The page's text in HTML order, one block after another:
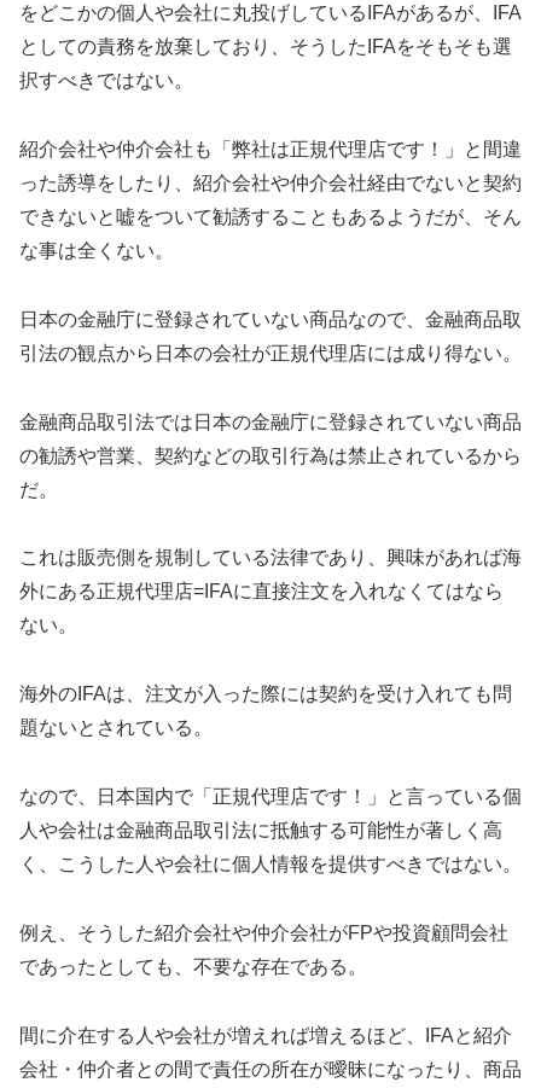
をどこかの個人や会社に丸投げしているIFAがあるが、IFA
としての責務を放棄しており、そうしたIFAをそもそも選
択すべきではない。
紹介会社や仲介会社も「弊社は正規代理店です！」と間違
った誘導をしたり、紹介会社や仲介会社経由でないと契約
できないと嘘をついて勧誘することもあるようだが、そん
な事は全くない。
日本の金融庁に登録されていない商品なので、金融商品取
引法の観点から日本の会社が正規代理店には成り得ない。
金融商品取引法では日本の金融庁に登録されていない商品
の勧誘や営業、契約などの取引行為は禁止されているから
だ。
これは販売側を規制している法律であり、興味があれば海
外にある正規代理店=IFAに直接注文を入れなくてはなら
ない。
海外のIFAは、注文が入った際には契約を受け入れても問
題ないとされている。
なので、日本国内で「正規代理店です！」と言っている個
人や会社は金融商品取引法に抵触する可能性が著しく高
く、こうした人や会社に個人情報を提供すべきではない。
例え、そうした紹介会社や仲介会社がFPや投資顧問会社
であったとしても、不要な存在である。
間に介在する人や会社が増えれば増えるほど、IFAと紹介
会社・仲介者との間で責任の所在が曖昧になったり、商品